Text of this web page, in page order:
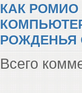
КАК
РОЖДЕНЬЯ
Всего